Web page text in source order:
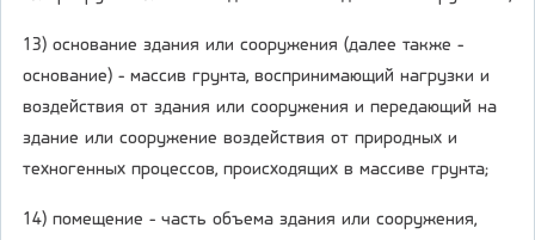
13) основание здания или сооружения (далее также -
основание) - массив грунта, воспринимающий нагрузки и
воздействия от здания или сооружения и передающий на
здание или сооружение воздействия от природных и
техногенных процессов, происходящих в массиве грунта;
14) помещение - часть объема здания или сооружения,